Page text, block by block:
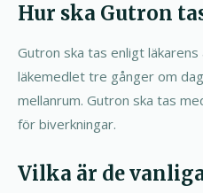
Hur ska Gutron
Gutron ska tas enligt
läkemedlet tre gånger om
mellanrum. Gutron ska tas
för biverkningar.
Vilka är de